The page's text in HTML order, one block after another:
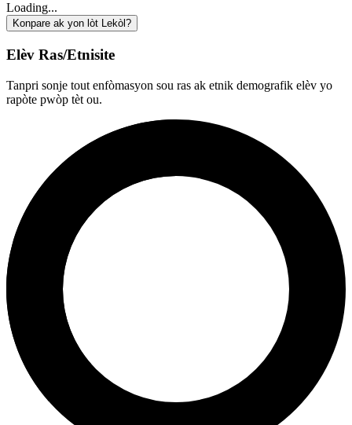
Loading...
Konpare ak yon lòt Lekòl?
Elèv Ras/Etnisite
Tanpri sonje tout enfòmasyon sou ras ak etnik demografik elèv yo
rapòte pwòp tèt ou.